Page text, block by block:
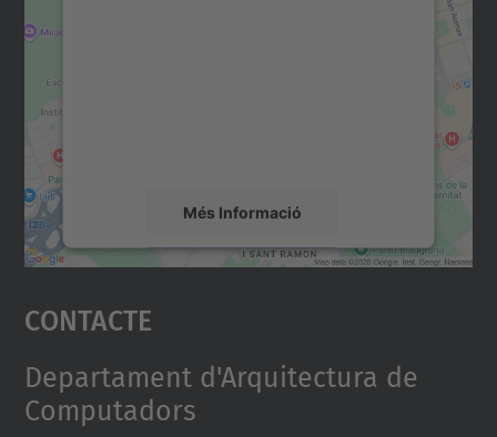
Més Informació
Accepta
powered by
Contacte
Departament d'Arquitectura de
Computadors